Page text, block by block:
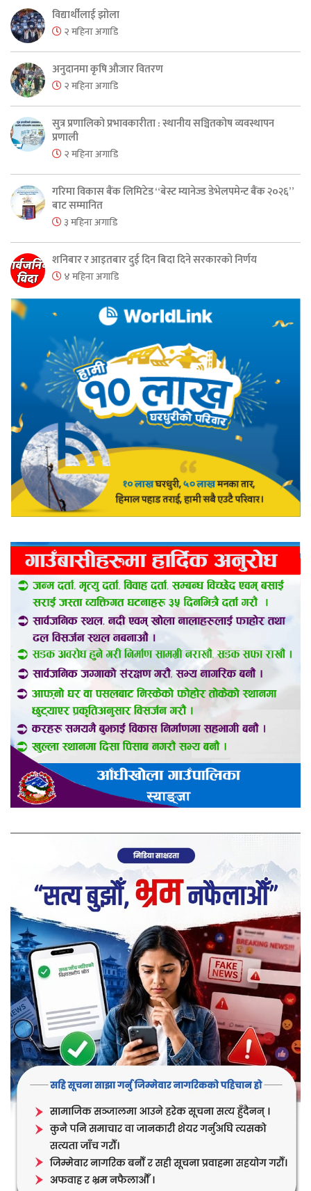
विद्यार्थीलाई झोला
२ महिना अगाडि
अनुदानमा कृषि औजार वितरण
२ महिना अगाडि
सुत्र प्रणालिको प्रभावकारीता : स्थानीय सञ्चितकोष व्यवस्थापन
प्रणाली
२ महिना अगाडि
गरिमा विकास बैंक लिमिटेड “बेस्ट म्यानेज्ड डेभेलपमेन्ट बैंक २०२६”
बाट सम्मानित
३ महिना अगाडि
शनिबार र आइतबार दुई दिन बिदा दिने सरकारको निर्णय
४ महिना अगाडि